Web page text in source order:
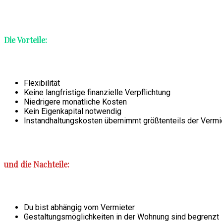
Die Vorteile:
Flexibilität
Keine langfristige finanzielle Verpflichtung
Niedrigere monatliche Kosten
Kein Eigenkapital notwendig
Instandhaltungskosten übernimmt größtenteils der
und die Nachteile:
Du bist abhängig vom Vermieter
Gestaltungsmöglichkeiten in der Wohnung sind begrenzt